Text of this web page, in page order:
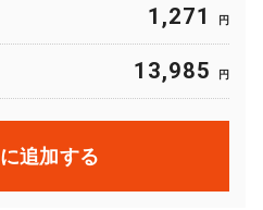
1,271 円
13,985 円
追加する